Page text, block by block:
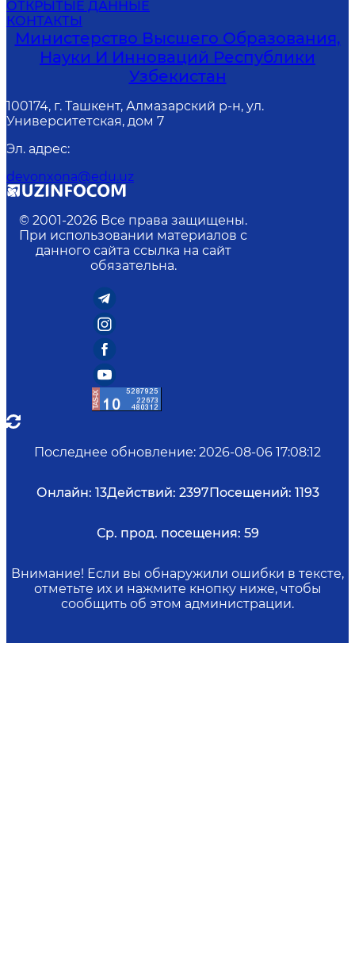
ОТКРЫТЫЕ ДАННЫЕ
КОНТАКТЫ
Министерство Высшего Образования,
Науки И Инноваций Республики
Узбекистан
100174, г. Ташкент, Алмазарский р-н, ул.
Университетская, дом 7
Эл. адрес:
devonxona@edu.uz
© 2001-2026 Все права защищены.
При использовании материалов с
данного сайта ссылка на сайт
обязательна.
Последнее обновление: 2026-08-06 17:08:12
Онлайн: 13Действий: 2397Посещений: 1193
Ср. прод. посещения: 59
Внимание! Если вы обнаружили ошибки в тексте,
отметьте их и нажмите кнопку ниже, чтобы
сообщить об этом администрации.